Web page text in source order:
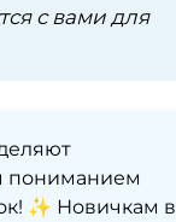
с вами для
пониманием
✨ Новичкам в